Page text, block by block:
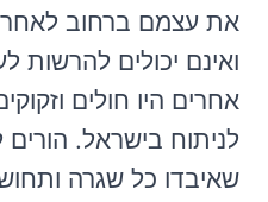
את עצמם ברחוב לאחר
ואינם יכולים להרשות
אחרים היו חולים
לניתוח בישראל. הורים
שאיבדו כל שגרה